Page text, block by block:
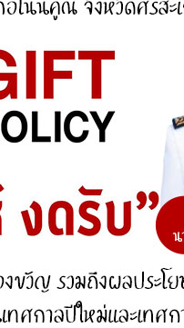
น
และปราบปรามการ
นและปราบปรามการ
รู้ (KM)
น์ พันธกิจ ยุทธศาสตร์